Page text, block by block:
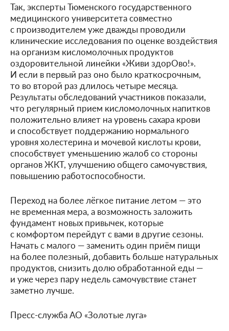
Так, эксперты Тюменского государственного
медицинского университета совместно
с производителем уже дважды проводили
клинические исследования по оценке воздействия
на организм кисломолочных продуктов
оздоровительной линейки «Живи здорОво!».
И если в первый раз оно было краткосрочным,
то во второй раз длилось четыре месяца.
Результаты обследований участников показали,
что регулярный прием кисломолочных напитков
положительно влияет на уровень сахара крови
и способствует поддержанию нормального
уровня холестерина и мочевой кислоты крови,
способствует уменьшению жалоб со стороны
органов ЖКТ, улучшению общего самочувствия,
повышению работоспособности.
Переход на более лёгкое питание летом — это
не временная мера, а возможность заложить
фундамент новых привычек, которые
с комфортом перейдут с вами в другие сезоны.
Начать с малого — заменить один приём пищи
на более полезный, добавить больше натуральных
продуктов, снизить долю обработанной еды —
и уже через пару недель самочувствие станет
заметно лучше.
Пресс-служба АО «Золотые луга»